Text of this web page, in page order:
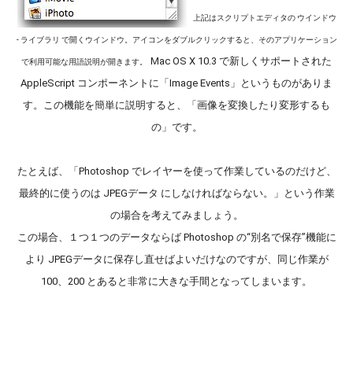
上記はスクリプトエディタの ウインドウ
- ライブラリ で開くウインドウ。アイコンをダブルクリックすると、そのアプリケーション
で利用可能な用語説明が開きます。
Mac OS X 10.3 で新しくサポートされた
AppleScript コンポーネントに「Image Events」というものがありま
す。この機能を簡単に説明すると、「画像を変換したり変形するも
の」です。
たとえば、「Photoshop でレイヤーを使って作業しているのだけど、
最終的に使うのは JPEGデータ にしなければならない。」という作業
の場合を考えてみましょう。
この場合、１つ１つのデータならば Photoshop の“別名で保存”機能に
より JPEGデータに保存し直せばよいだけなのですが、同じ作業が
100、200 とあると非常に大きな手間となってしまいます。